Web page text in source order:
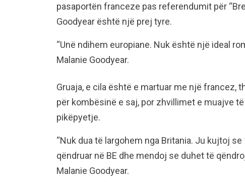
pasaportën franceze pas referendumit për
Goodyear është një prej tyre.
“Unë ndihem europiane. Nuk është një ideal
Malanie Goodyear.
Gruaja, e cila është e martuar me një francez,
për kombësinë e saj, por zhvillimet e muajve
pikëpyetje.
“Nuk dua të largohem nga Britania. Ju kujtoj
qëndruar në BE dhe mendoj se duhet të
Malanie Goodyear.